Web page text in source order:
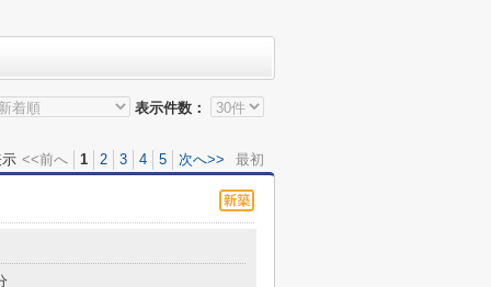
表示件数：
<<前へ 1 2 3 4 5 次へ>> 最初